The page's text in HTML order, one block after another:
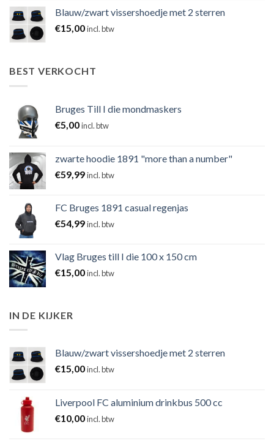
Blauw/zwart vissershoedje met 2 sterren
€15,00incl. btw
BEST VERKOCHT
Bruges Till I die mondmaskers
€5,00incl. btw
zwarte hoodie 1891 "more than a number"
€59,99incl. btw
FC Bruges 1891 casual regenjas
€54,99incl. btw
Vlag Bruges till I die 100 x 150 cm
€15,00incl. btw
IN DE KIJKER
Blauw/zwart vissershoedje met 2 sterren
€15,00incl. btw
Liverpool FC aluminium drinkbus 500 cc
€10,00incl. btw